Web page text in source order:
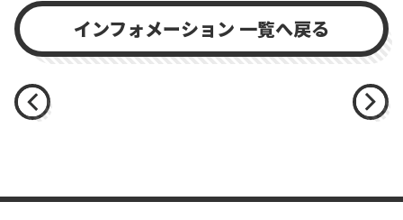
インフォメーション 一覧へ戻る